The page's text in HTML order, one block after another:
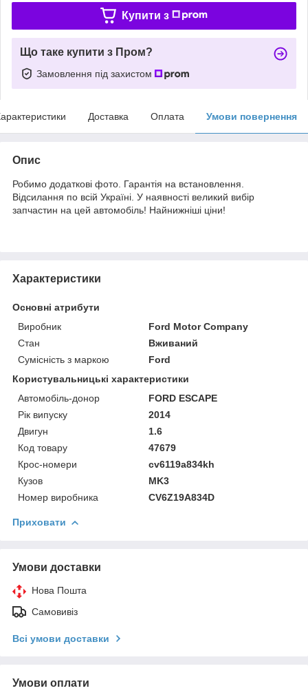
Купити з
Що таке купити з Пром?
Замовлення під захистом
Доставка Оплата Умови повернення
Опис
Робимо додаткові фото. Гарантія на встановлення.
Відсилання по всій Україні. У наявності великий вибір
запчастин на цей автомобіль! Найнижніші ціни!
Характеристики
Основні атрибути
Виробник
Ford Motor Company
Стан
Вживаний
Сумісність з маркою
Ford
Користувальницькі характеристики
Автомобіль-донор
FORD ESCAPE
Рік випуску
2014
Двигун
1.6
Код товару
47679
Крос-номери
cv6119a834kh
Кузов
MK3
Номер виробника
CV6Z19A834D
Приховати
Умови доставки
Нова Пошта
Самовивіз
Всі умови доставки
Умови оплати